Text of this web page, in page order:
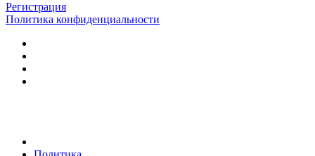
Регистрация
Политика конфиденциальности